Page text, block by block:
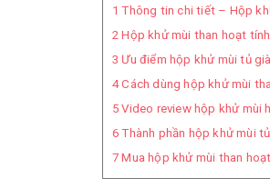
1 Thông tin chi tiết – Hộp
2 Hộp khử mùi than hoạt
3 Ưu điểm hộp khử mùi tủ
4Cách dùng hộp khử mùi
5 Video review hộp khử mùi
6 Thành phần hộp khử mùi
7 Mua hộp khử mùi than